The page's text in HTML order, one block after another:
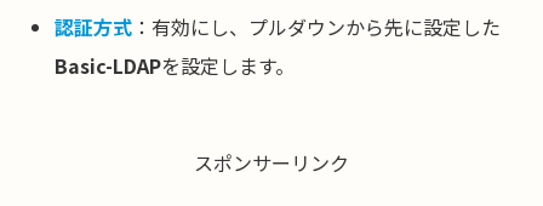
認証方式 ：有効にし、プルダウンから先に設定した
Basic-LDAPを設定します。
スポンサーリンク